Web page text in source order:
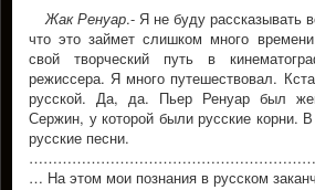
Жак Ренуар.- Я не буду рассказывать
что это займет слишком много
свой творческий путь в
режиссера. Я много путешествовал.
русской. Да, да. Пьер Ренуар был
Сержин, у которой были русские корни.
русские песни.
… На этом мои познания в русском